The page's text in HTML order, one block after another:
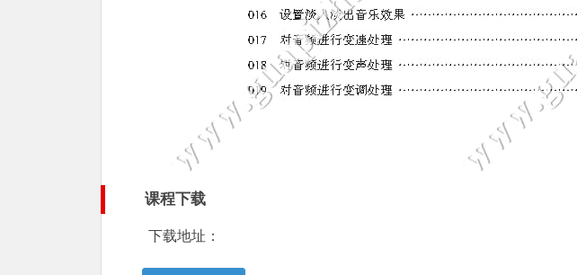
课程下载
下载地址：